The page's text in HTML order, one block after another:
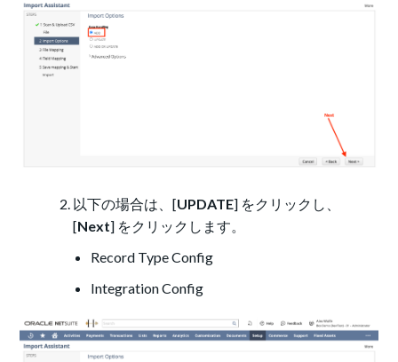
以下の場合は、[UPDATE] をクリックし、
[Next] をクリックします。
Record Type Config
Integration Config